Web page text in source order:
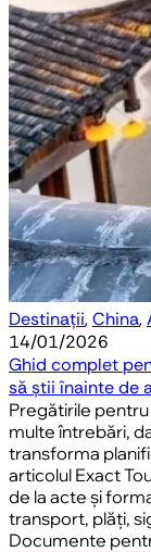
Destinații,China,
14/01/2026
Ghid complet
să știi înainte de
Pregătirile
multe întrebări,
transforma
articolul Exact
de la acte și
transport, plăți,
Documente